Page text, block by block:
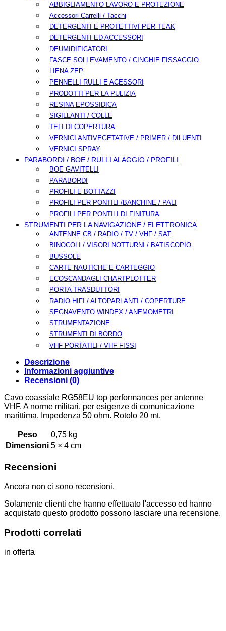
ABBIGLIAMENTO LAVORO E PROTEZIONE
Accessori Carrelli / Tacchi
DETERGENTI E PROTETTIVI PER TEAK
DETERGENTI ED ACCESSORI
DEUMIDIFICATORI
FASCE SOLLEVAMENTO / CINGHIE FISSAGGIO
LIENA ZEP
PENNELLI RULLI E ACESSORI
PRODOTTI PER LA PULIZIA
RESINA EPOSSIDICA
SIGILLANTI / COLLE
TELI DI COPERTURA
VERNICI ANTIVEGETATIVE / PRIMER / DILUENTI
VERNICI SPRAY
PARABORDI / BOE / RULLI ALAGGIO / PROFILI
BOE GAVITELLI
PARABORDI
PROFILI E BOTTAZZI
PROFILI PER PONTILI /BANCHINE / PALI
PROFILI PER PONTILI DI FINITURA
STRUMENTI PER LA NAVIGAZIONE / ELETTRONICA
ANTENNE CB / RADIO / TV / VHF / SAT
BINOCOLI / VISORI NOTTURNI / BATISCOPIO
BUSSOLE
CARTE NAUTICHE E CARTEGGIO
ECOSCANDAGLI CHARTPLOTTER
PORTA TRASDUTTORI
RADIO HIFI / ALTOPARLANTI / COPERTURE
SEGNAVENTO WINDEX / ANEMOMETRI
STRUMENTAZIONE
STRUMENTI DI BORDO
VHF PORTATILI / VHF FISSI
Descrizione
Informazioni aggiuntive
Recensioni (0)
Cavo coassiale RG58EU top performances per antenne
VHF. A norme militari, per esigenze di comunicazione
marittima. Impedenza 50 ohm. Rotolo 20 mt.
Peso
0,75 kg
Dimensioni 5 × 4 cm
Recensioni
Ancora non ci sono recensioni.
Solamente clienti che hanno effettuato l'accesso ed hanno
acquistato questo prodotto possono lasciare una recensione.
Prodotti correlati
in offerta